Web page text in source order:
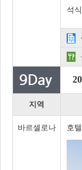
석
지역
바르셀로나 호